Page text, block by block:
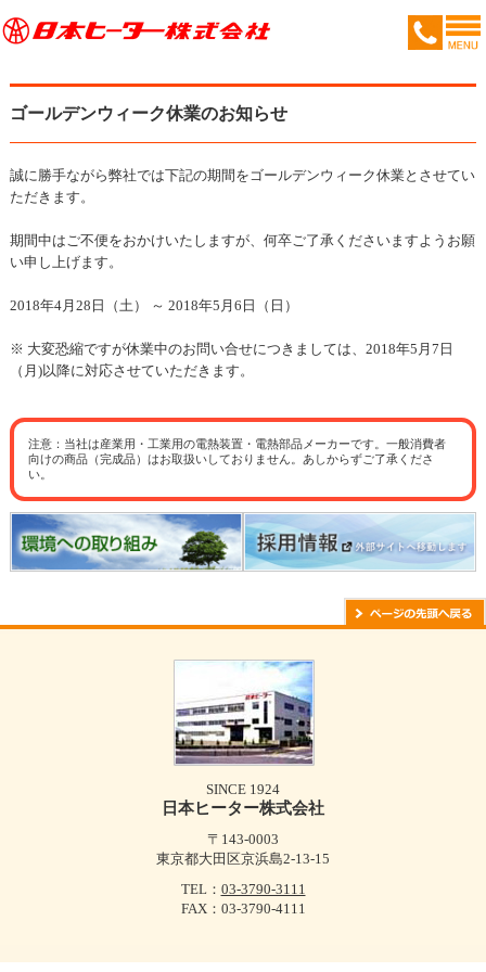
ゴールデンウィーク休業のお知らせ
誠に勝手ながら弊社では下記の期間をゴールデンウィーク休業とさせてい
ただきます。
期間中はご不便をおかけいたしますが、何卒ご了承くださいますようお願
い申し上げます。
2018年4月28日（土） ～ 2018年5月6日（日）
※ 大変恐縮ですが休業中のお問い合せにつきましては、2018年5月7日
（月)以降に対応させていただきます。
注意：当社は産業用・工業用の電熱装置・電熱部品メーカーです。一般消費者
向けの商品（完成品）はお取扱いしておりません。あしからずご了承くださ
い。
SINCE 1924
日本ヒーター株式会社
〒143-0003
東京都大田区京浜島2-13-15
TEL： 03-3790-3111
FAX：03-3790-4111